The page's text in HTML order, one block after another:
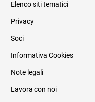
Elenco siti tematici
Privacy
Soci
Informativa Cookies
Note legali
Lavora con noi